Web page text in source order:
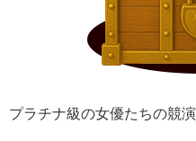
プラチナ級の女優たちの競